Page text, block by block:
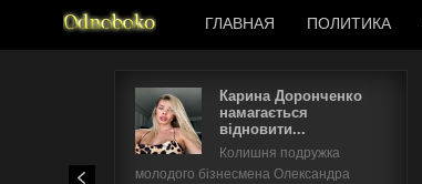
ГЛАВНАЯ ПОЛИТИКА
Карина Доронченко
намагається
відновити...
Колишня подружка
молодого бізнесмена Олександра